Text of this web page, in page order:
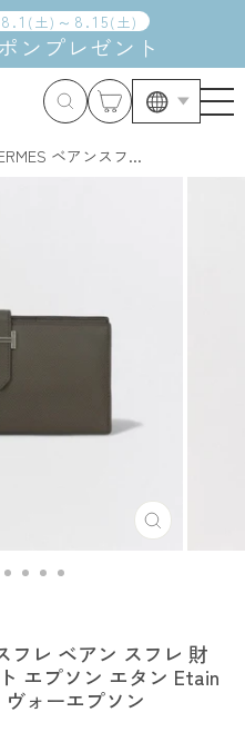
8 . 1 ( 土) ～ 8 . 15( 土)
ン プレゼント
ベアンスフ...
フレ ベアン スフレ 財
エプソン エタン Etain
ォーエプソン